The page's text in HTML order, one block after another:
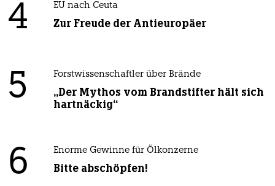
4 EU nach Ceuta
Zur Freude der Antieuropäer
5 Forstwissenschaftler über Brände
„Der Mythos vom Brandstifter hält sich
hartnäckig“
6 Enorme Gewinne für Ölkonzerne
Bitte abschöpfen!